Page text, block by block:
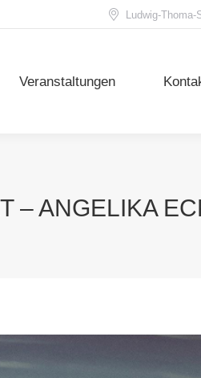
Ludwig-Thoma-
Veranstaltungen
– ANGELIKA